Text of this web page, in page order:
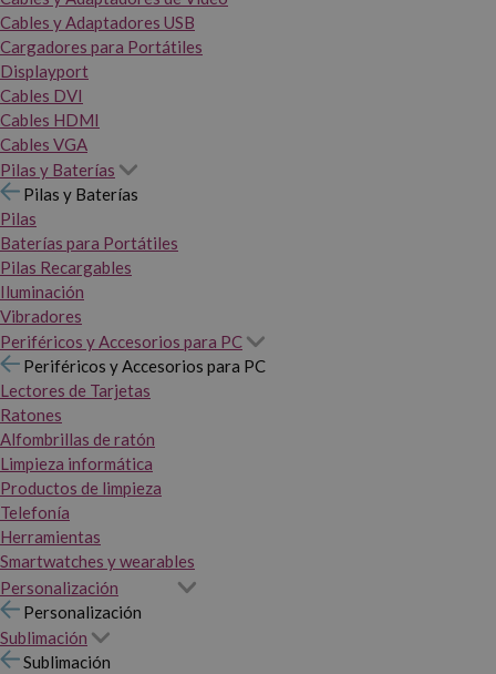
Cables y Adaptadores USB
Cargadores para Portátiles
Displayport
Cables DVI
Cables HDMI
Cables VGA
Pilas y Baterías
Pilas y Baterías
Pilas
Baterías para Portátiles
Pilas Recargables
Iluminación
Vibradores
Periféricos y Accesorios para PC
Periféricos y Accesorios para PC
Lectores de Tarjetas
Ratones
Alfombrillas de ratón
Limpieza informática
Productos de limpieza
Telefonía
Herramientas
Smartwatches y wearables
Personalización
Personalización
Sublimación
Sublimación